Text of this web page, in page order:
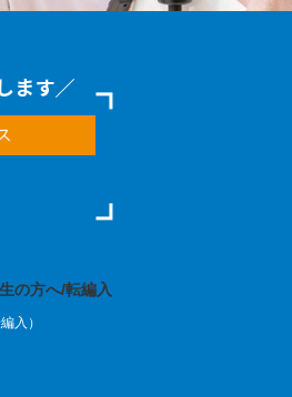
の方へ/転編入
入）